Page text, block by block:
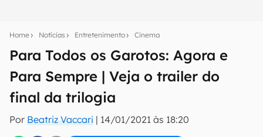
Home Notícias Entretenimento Cinema
Para Todos os Garotos: Agora e
Para Sempre | Veja o trailer do
final da trilogia
Por Beatriz Vaccari | 14/01/2021 às 18:20
notícias e reviews sobre tecnologia em primeira
mão.
E-mail
inscreva-se